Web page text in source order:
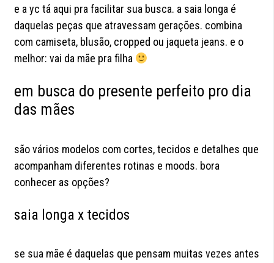
e a yc tá aqui pra facilitar sua busca. a saia longa é
daquelas peças que atravessam gerações. combina
com camiseta, blusão, cropped ou jaqueta jeans. e o
melhor: vai da mãe pra filha
em busca do presente perfeito pro dia
das mães
são vários modelos com cortes, tecidos e detalhes que
acompanham diferentes rotinas e moods. bora
conhecer as opções?
saia longa x tecidos
se sua mãe é daquelas que pensam muitas vezes antes